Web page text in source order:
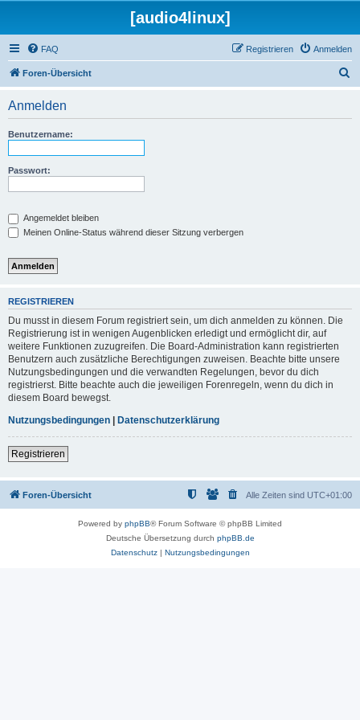
[audio4linux]
FAQ Anmelden
Registrieren
Foren-Übersicht
Anmelden
Benutzername:
Passwort:
Angemeldet bleiben
Meinen Online-Status während dieser Sitzung verbergen
REGISTRIEREN
Du musst in diesem Forum registriert sein, um dich anmelden zu können. Die
Registrierung ist in wenigen Augenblicken erledigt und ermöglicht dir, auf
weitere Funktionen zuzugreifen. Die Board-Administration kann registrierten
Benutzern auch zusätzliche Berechtigungen zuweisen. Beachte bitte unsere
Nutzungsbedingungen und die verwandten Regelungen, bevor du dich
registrierst. Bitte beachte auch die jeweiligen Forenregeln, wenn du dich in
diesem Board bewegst.
Nutzungsbedingungen | Datenschutzerklärung
Registrieren
Foren-Übersicht Alle Zeiten sind UTC+01:00
Powered by phpBB® Forum Software © phpBB Limited
Deutsche Übersetzung durch phpBB.de
Datenschutz| Nutzungsbedingungen